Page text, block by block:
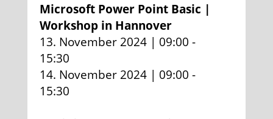
Microsoft Power Point Basic |
Workshop in Hannover
13. November 2024 | 09:00 -
15:30
14. November 2024 | 09:00 -
15:30